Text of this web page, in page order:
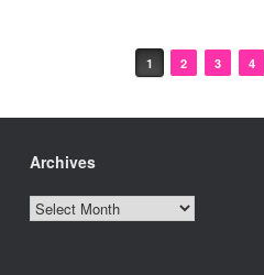
1 2 3 4
Archives
Archives